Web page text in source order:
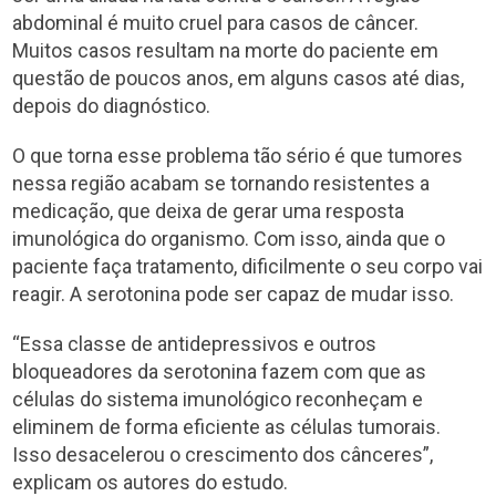
abdominal é muito cruel para casos de câncer.
Muitos casos resultam na morte do paciente em
questão de poucos anos, em alguns casos até dias,
depois do diagnóstico.
O que torna esse problema tão sério é que tumores
nessa região acabam se tornando resistentes a
medicação, que deixa de gerar uma resposta
imunológica do organismo. Com isso, ainda que o
paciente faça tratamento, dificilmente o seu corpo vai
reagir. A serotonina pode ser capaz de mudar isso.
“Essa classe de antidepressivos e outros
bloqueadores da serotonina fazem com que as
células do sistema imunológico reconheçam e
eliminem de forma eficiente as células tumorais.
Isso desacelerou o crescimento dos cânceres”,
explicam os autores do estudo.